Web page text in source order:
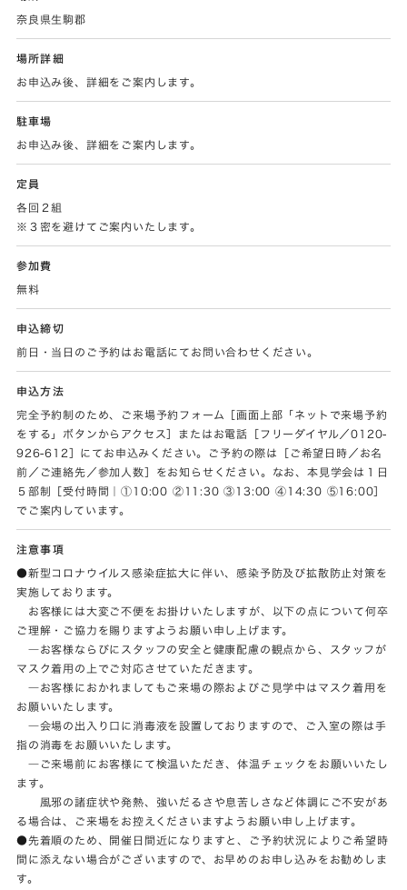
奈良県生駒郡
場所詳細
お申込み後、詳細をご案内します。
駐車場
お申込み後、詳細をご案内します。
定員
各回２組
※３密を避けてご案内いたします。
参加費
無料
申込締切
前日・当日のご予約はお電話にてお問い合わせください。
申込方法
完全予約制のため、ご来場予約フォーム［画面上部「ネットで来場予約
をする」ボタンからアクセス］またはお電話［フリーダイヤル／0120-
926-612］にてお申込みください。ご予約の際は［ご希望日時／お名
前／ご連絡先／参加人数］をお知らせください。なお、本見学会は１日
５部制［受付時間｜①10:00 ②11:30 ③13:00 ④14:30 ⑤16:00］
でご案内しています。
注意事項
●新型コロナウイルス感染症拡大に伴い、感染予防及び拡散防止対策を
実施しております。
お客様には大変ご不便をお掛けいたしますが、以下の点について何卒
ご理解・ご協力を賜りますようお願い申し上げます。
―お客様ならびにスタッフの安全と健康配慮の観点から、スタッフが
マスク着用の上でご対応させていただきます。
―お客様におかれましてもご来場の際およびご見学中はマスク着用を
お願いいたします。
―会場の出入り口に消毒液を設置しておりますので、ご入室の際は手
指の消毒をお願いいたします。
―ご来場前にお客様にて検温いただき、体温チェックをお願いいたし
ます。
風邪の諸症状や発熱、強いだるさや息苦しさなど体調にご不安があ
る場合は、ご来場をお控えくださいますようお願い申し上げます。
●先着順のため、開催日間近になりますと、ご予約状況によりご希望時
間に添えない場合がございますので、お早めのお申し込みをお勧めしま
す。